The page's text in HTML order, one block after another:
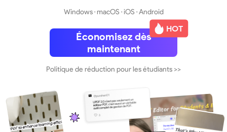
Windows · macOS · iOS · Android
Économisez dès
maintenant
HOT
Politique de réduction pour les étudiants >>